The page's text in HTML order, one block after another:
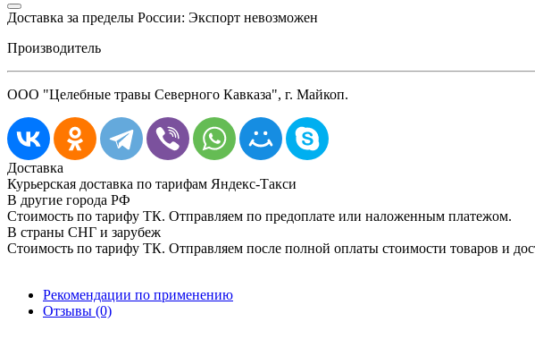
Доставка за пределы России: Экспорт невозможен
Производитель
ООО "Целебные травы Северного Кавказа", г. Майкоп.
Доставка
Курьерская доставка по тарифам Яндекс-Такси
В другие города РФ
Стоимость по тарифу ТК. Отправляем по предоплате или наложенным платежом.
В страны СНГ и зарубеж
Стоимость по тарифу ТК. Отправляем после полной оплаты стоимости товаров и
Рекомендации по применению
Отзывы (0)